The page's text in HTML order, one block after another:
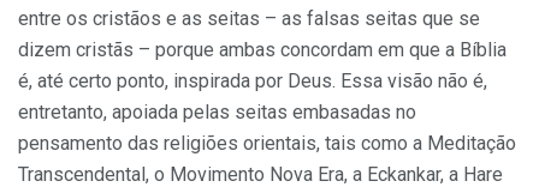
entre os cristãos e as seitas – as falsas seitas que se
dizem cristãs – porque ambas concordam em que a Bíblia
é, até certo ponto, inspirada por Deus. Essa visão não é,
entretanto, apoiada pelas seitas embasadas no
pensamento das religiões orientais, tais como a Meditação
Transcendental, o Movimento Nova Era, a Eckankar, a Hare